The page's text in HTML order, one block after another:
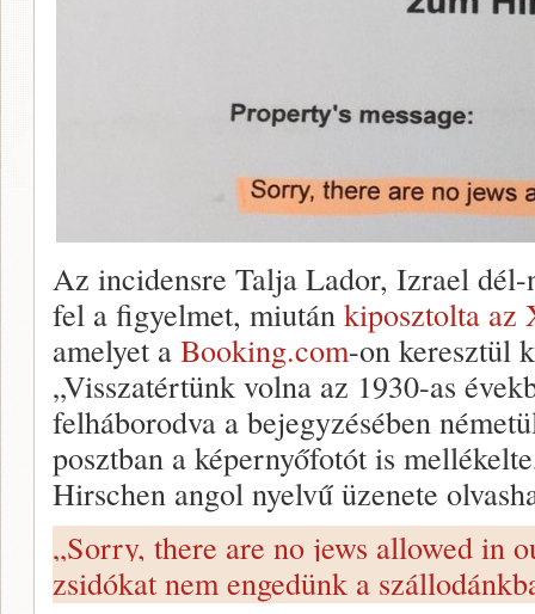
Az incidensre Talja Lador, Izrael
fel a figyelmet, miután kiposztolta az
amelyet a Booking.com-on keresztül
„Visszatértünk volna az 1930-as
felháborodva a bejegyzésében
posztban a képernyőfotót is
Hirschen angol nyelvű üzenete
„Sorry, there are no jews allowed in
zsidókat nem engedünk a